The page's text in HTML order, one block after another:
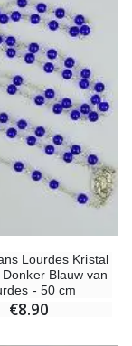
Lourdes Kristal
Donker Blauw van
- 50 cm
€8.90